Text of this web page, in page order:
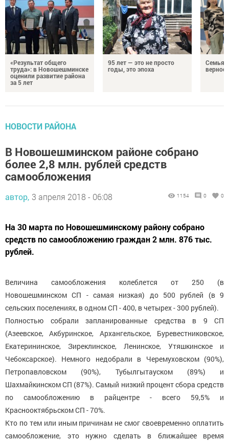
«Результат общего
труда»: в Новошешминске
оценили развитие района
за 5 лет
95 лет — это не просто
годы, это эпоха
Семья
НОВОСТИ РАЙОНА
В Новошешминском районе собрано
более 2,8 млн. рублей средств
самообложения
автор, 3 апреля 2018 - 06:08 1154 0 0
На 30 марта по Новошешминскому району собрано
средств по самообложению граждан 2 млн. 876 тыс.
рублей.
Величина самообложения колеблется от 250 (в
Новошешминском СП - самая низкая) до 500 рублей (в 9
сельских поселениях, в одном СП - 400, в четырех - 300 рублей).
Полностью собрали запланированные средства в 9 СП
(Азеевское, Акбуринское, Архангельское, Буревестниковское,
Екатерининское, Зиреклинское, Ленинское, Утяшкинское и
Чебоксарское). Немного недобрали в Черемуховском (90%),
Петропавловском (90%), Тубылгытауском (89%) и
Шахмайкинском СП (87%). Самый низкий процент сбора средств
по самообложению в райцентре - всего 59,5% и
Краснооктябрьском СП - 70%.
Кто по тем или иным причинам не смог своевременно оплатить
самообложение, это нужно сделать в ближайшее время